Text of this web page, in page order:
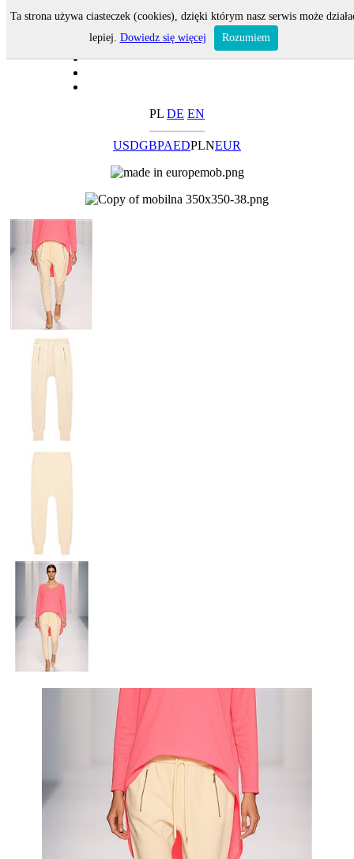
PL DE EN
USDGBPAEDPLNEUR
Ta strona używa ciasteczek (cookies), dzięki którym nasz serwis może
lepiej. Dowiedz się więcej Rozumiem